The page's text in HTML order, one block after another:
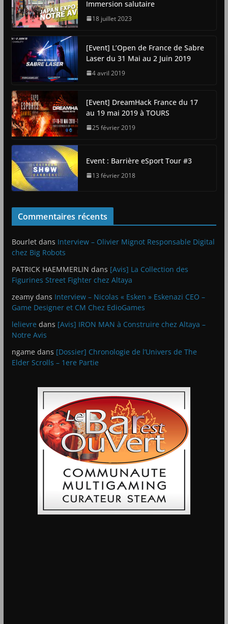
Immersion salutaire
18 juillet 2023
[Event] L’Open de France de Sabre
Laser du 31 Mai au 2 Juin 2019
4 avril 2019
[Event] DreamHack France du 17
au 19 mai 2019 à TOURS
25 février 2019
Event : Barrière eSport Tour #3
13 février 2018
Commentaires récents
Bourletdans Interview – Olivier Mignot Responsable Digital
chez Big Robots
PATRICK HAEMMERLIN dans [Avis] La Collection des
Figurines Street Fighter chez Altaya
zeamydans Interview – Nicolas « Esken » Eskenazi CEO –
Game Designer et CM Chez EdioGames
lelievre dans [Avis] IRON MAN à Construire chez Altaya –
Notre Avis
ngame dans [Dossier] Chronologie de l’Univers de The
Elder Scrolls – 1ere Partie